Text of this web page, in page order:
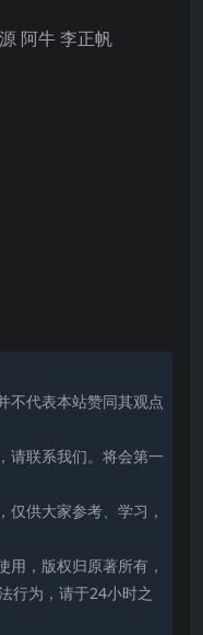
阿牛 李正帆
不代表本站赞同其观点
请联系我们。将会第一
供大家参考、学习，
，版权归原著所有，
行为，请于24小时之